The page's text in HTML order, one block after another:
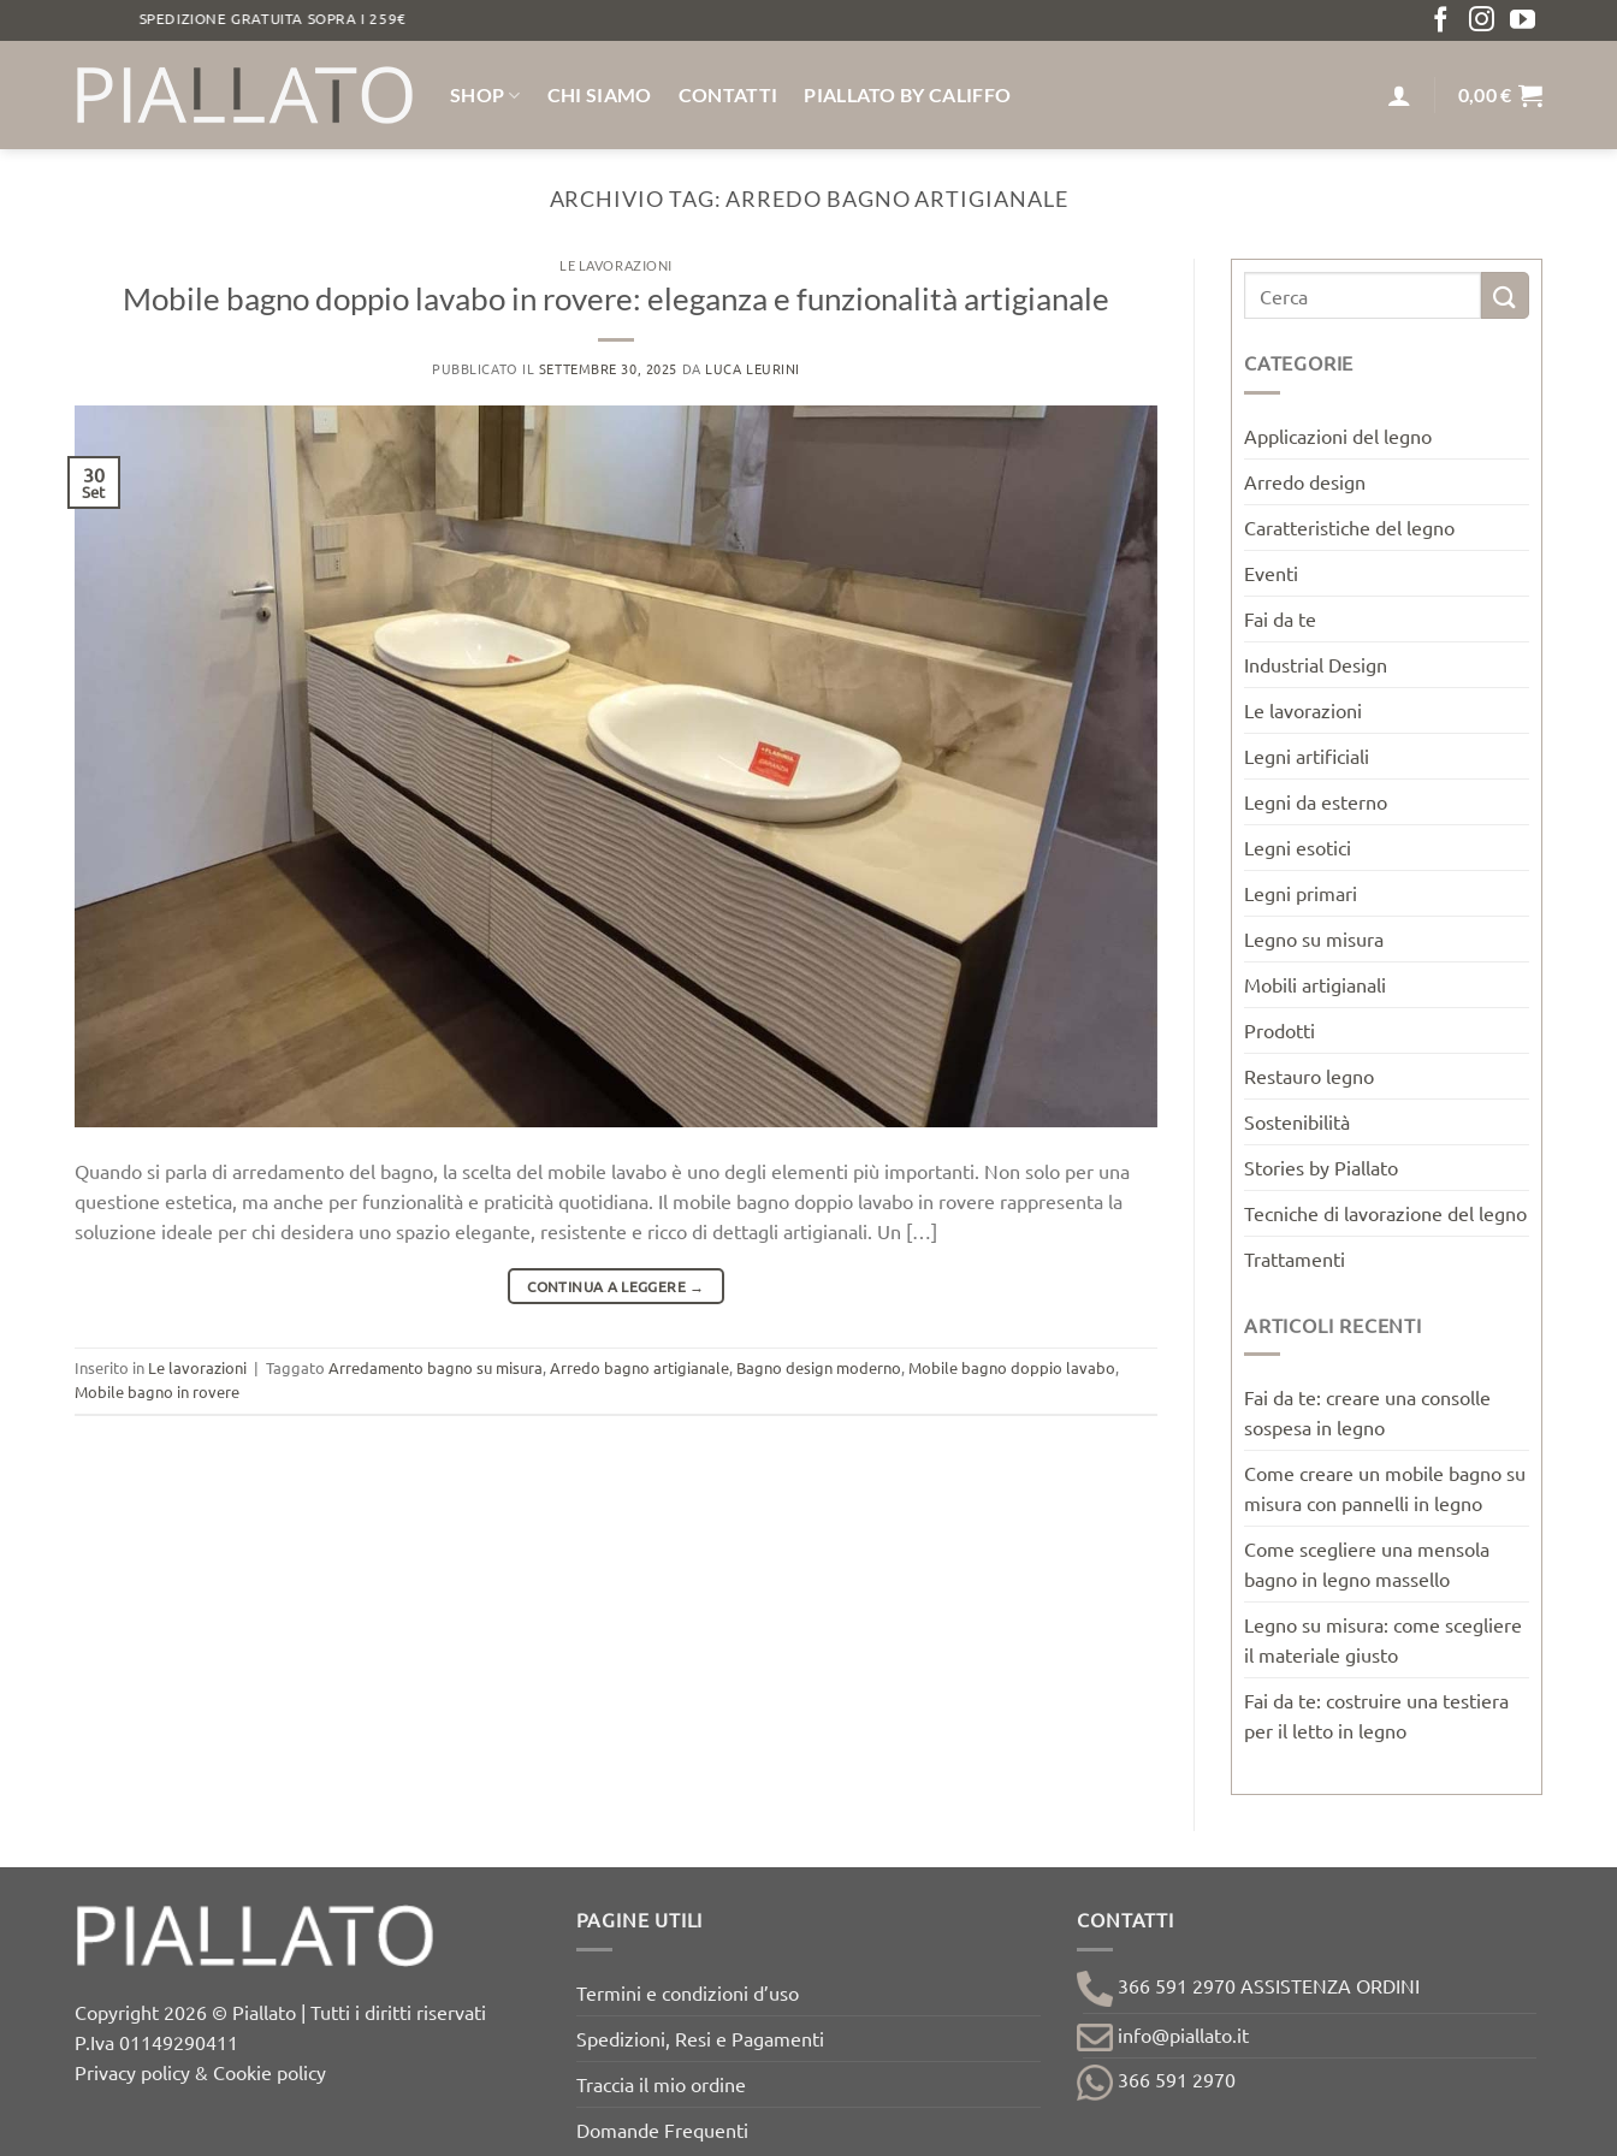
ai
contenuti
SPEDIZIONE GRATUITA SOPRA I 259€ LEGNO MASSELLO SU MISURA ABETE - ROVERE -FRASSINO SPEDIZIONE GRATUITA SOPRA I 259€ LEGNO
SHOP CHI SIAMO CONTATTI PIALLATO BY CALIFFO 0,00€
ARCHIVIO TAG:ARREDO BAGNO ARTIGIANALE
LE LAVORAZIONI
Mobile bagno doppio lavabo in rovere: eleganza e funzionalità artigianale
PUBBLICATO IL SETTEMBRE 30, 2025 DA LUCA LEURINI
30
Set
Quando si parla di arredamento del bagno, la scelta del mobile lavabo è uno degli elementi più importanti. Non solo per una
questione estetica, ma anche per funzionalità e praticità quotidiana. Il mobile bagno doppio lavabo in rovere rappresenta la
soluzione ideale per chi desidera uno spazio elegante, resistente e ricco di dettagli artigianali. Un […]
CONTINUA A LEGGERE →
Inserito in Le lavorazioni | Taggato Arredamento bagno su misura,Arredo bagno artigianale, Bagno design moderno, Mobile bagno doppio lavabo,
Mobile bagno in rovere
CATEGORIE
Applicazioni del legno
Arredo design
Caratteristiche del legno
Eventi
Fai da te
Industrial Design
Le lavorazioni
Legni artificiali
Legni da esterno
Legni esotici
Legni primari
Legno su misura
Mobili artigianali
Prodotti
Restauro legno
Sostenibilità
Stories by Piallato
Tecniche di lavorazione del legno
Trattamenti
ARTICOLI RECENTI
Fai da te: creare una consolle
sospesa in legno
Come creare un mobile bagno su
misura con pannelli in legno
Come scegliere una mensola
bagno in legno massello
Legno su misura: come scegliere
il materiale giusto
Fai da te: costruire una testiera
per il letto in legno
Copyright 2026 © Piallato | Tutti i diritti riservati
P.Iva 01149290411
Privacy policy & Cookie policy
PAGINE UTILI
Termini e condizioni d’uso
Spedizioni, Resi e Pagamenti
Traccia il mio ordine
Domande Frequenti
CONTATTI
366 591 2970 ASSISTENZA ORDINI
info@piallato.it
366 591 2970